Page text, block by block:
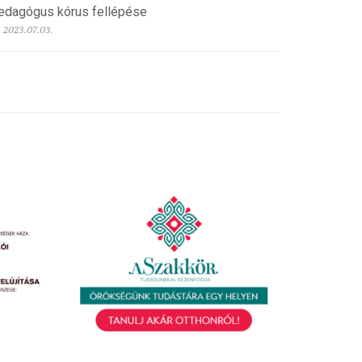
kórus fellépése
2023.07.03.